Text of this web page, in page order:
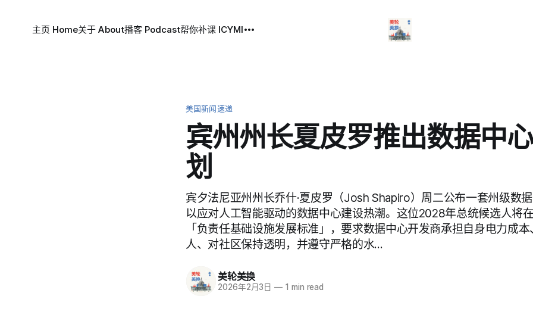
主页 Home关于 About播客 Podcast帮你补课 ICYMI
美国新闻速递
宾州州长夏皮罗推出数据中
划
宾夕法尼亚州州长乔什·夏皮罗（Josh Shapiro）周二公布一套州级数
以应对人工智能驱动的数据中心建设热潮。这位2028年总统候选人将
「负责任基础设施发展标准」，要求数据中心开发商承担自身电力成
人、对社区保持透明，并遵守严格的水…
美轮美换
2026年2月3日 — 1 min read